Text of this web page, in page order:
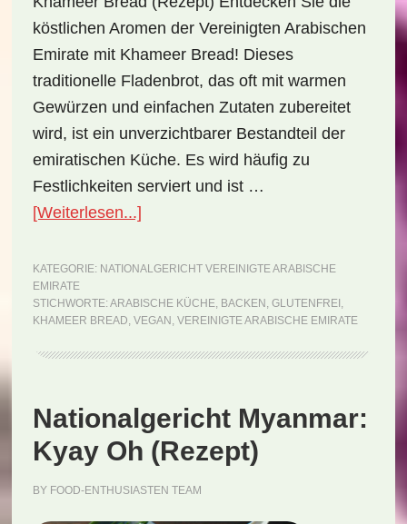
köstlichen Aromen der Vereinigten Arabischen
Emirate mit Khameer Bread! Dieses
traditionelle Fladenbrot, das oft mit warmen
Gewürzen und einfachen Zutaten zubereitet
wird, ist ein unverzichtbarer Bestandteil der
emiratischen Küche. Es wird häufig zu
Festlichkeiten serviert und ist …
[Weiterlesen...]ÜberNationalgericht
Arabische
Khameer
KATEGORIE: NATIONALGERICHT VEREINIGTE ARABISCHE
EMIRATE
STICHWORTE: ARABISCHE KÜCHE, BACKEN , GLUTENFREI ,
KHAMEER BREAD, VEGAN , VEREINIGTE ARABISCHE EMIRATE
Nationalgericht Myanmar:
Kyay Oh (Rezept)
BY FOOD-ENTHUSIASTEN TEAM